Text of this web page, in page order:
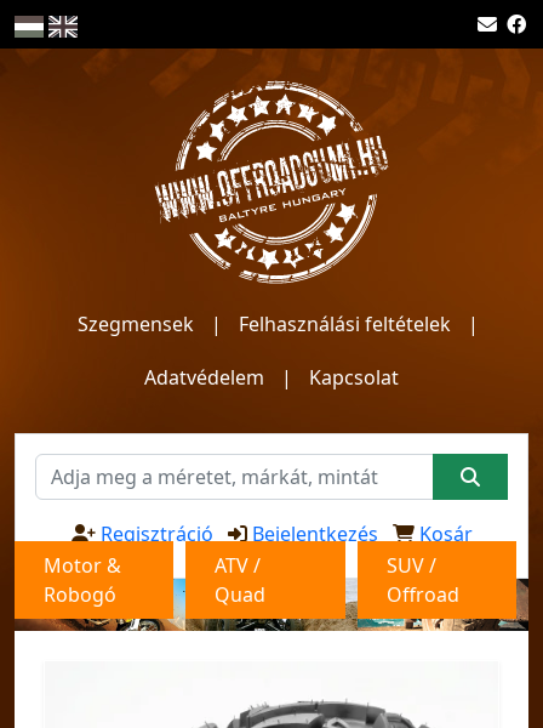
Szegmensek | Felhasználási feltételek
|
Adatvédelem
| Kapcsolat
Regisztráció Bejelentkezés
Kosár
Motor &
Robogó
ATV /
Quad
SUV /
Offroad